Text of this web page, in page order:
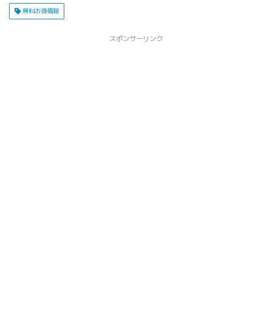
無料お得情報
スポンサーリンク